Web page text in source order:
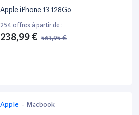
Apple iPhone 13 128Go
254 offres à partir de :
238,99 € 563,95 €
Apple - Macbook